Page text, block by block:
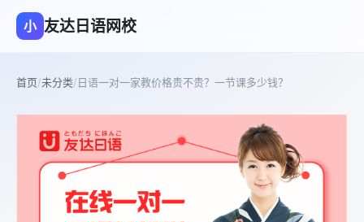
小 友达日语网校
首页/未分类/日语一对一家教价格贵不贵？一节课多少钱？